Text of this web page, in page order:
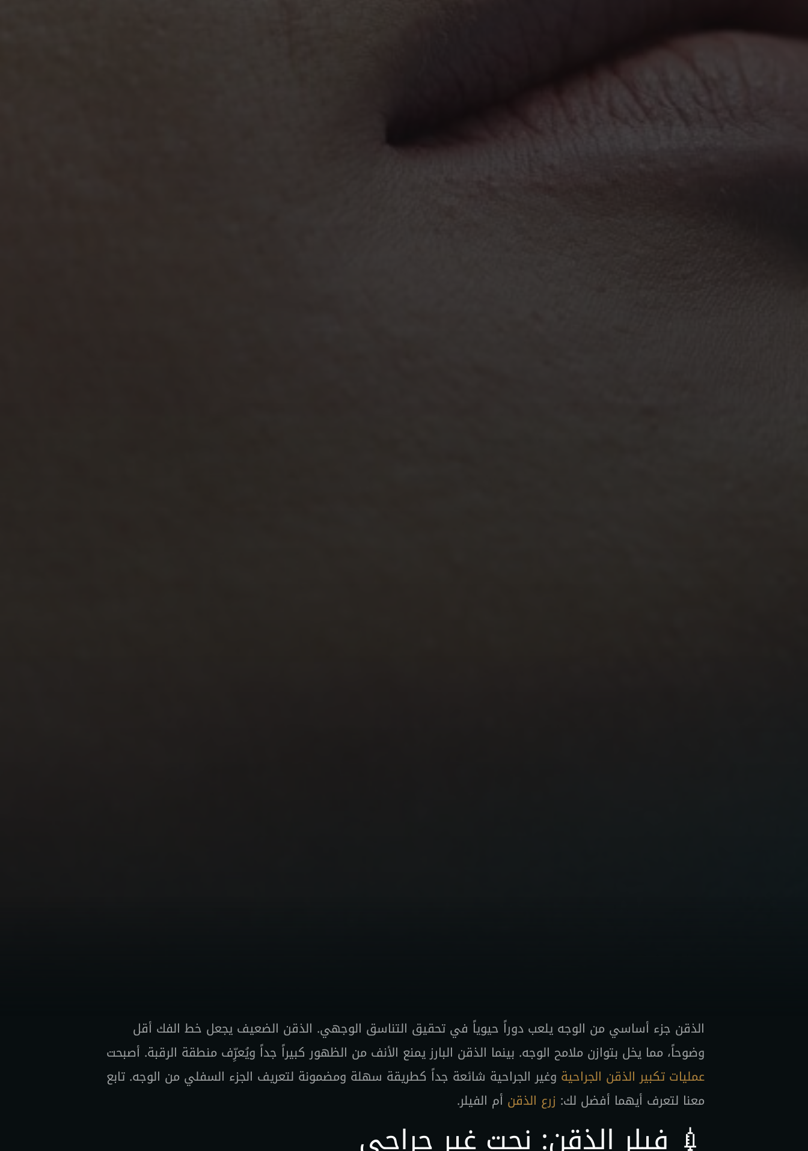
الذقن جزء أساسي من الوجه يلعب دوراً حيوياً في تحقيق التناسق الوجهي. الذقن الضعيف يجعل خط الفك أقل
وضوحاً، مما يخل بتوازن ملامح الوجه. بينما الذقن البارز يمنع الأنف من الظهور كبيراً جداً ويُعرِّف منطقة الرقبة. أصبحت
عمليات تكبير الذقن الجراحية وغير الجراحية شائعة جداً كطريقة سهلة ومضمونة لتعريف الجزء السفلي من الوجه. تابع
معنا لتعرف أيهما أفضل لك: زرع الذقن أم الفيلر.
💉 فيلر الذقن: نحت غير جراحي